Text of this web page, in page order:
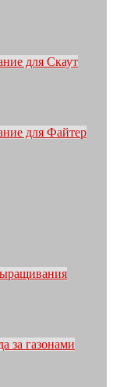
для Скаут
для Файтер
за газонами